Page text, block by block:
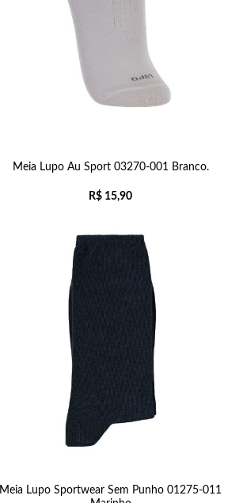
Meia Lupo Au Sport 03270-001 Branco.
R$ 15,90
Meia Lupo Sportwear Sem Punho 01275-011